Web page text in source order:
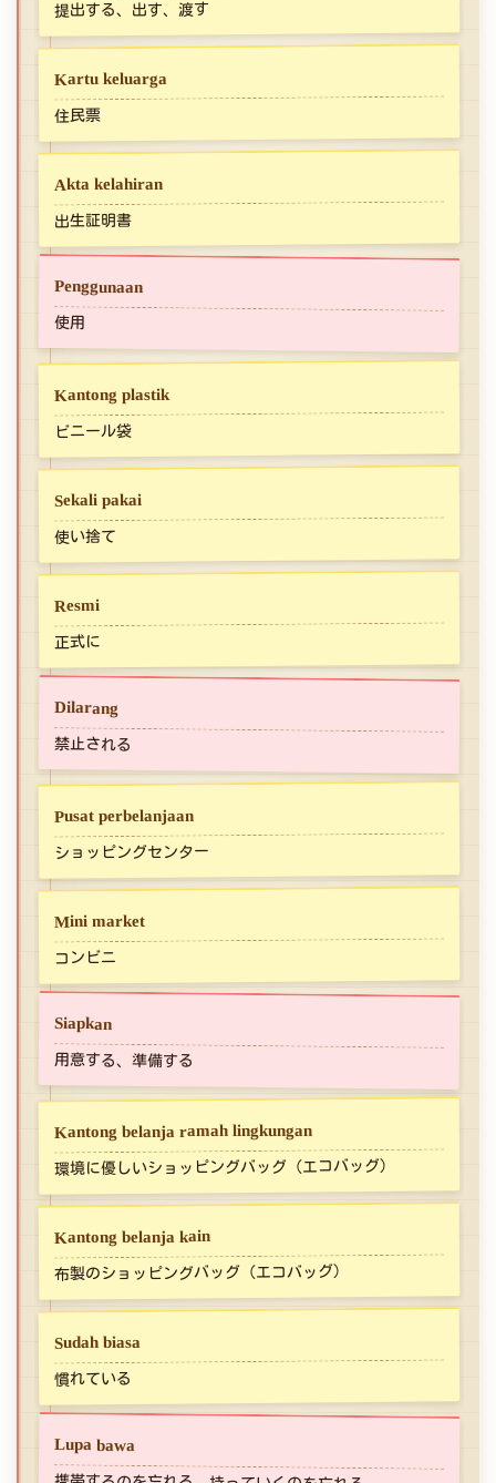
提出する、出す、渡す
Kartu keluarga
住民票
Akta kelahiran
出生証明書
Penggunaan
使用
Kantong plastik
ビニール袋
Sekali pakai
使い捨て
Resmi
正式に
Dilarang
禁止される
Pusat perbelanjaan
ショッピングセンター
Mini market
コンビニ
Siapkan
用意する、準備する
Kantong belanja ramah lingkungan
環境に優しいショッピングバッグ（エコバッグ）
Kantong belanja kain
布製のショッピングバッグ（エコバッグ）
Sudah biasa
慣れている
Lupa bawa